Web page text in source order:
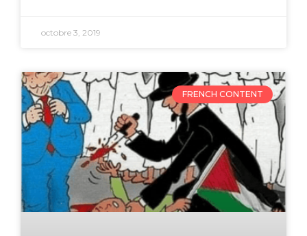
octobre 3, 2019
FRENCH CONTENT